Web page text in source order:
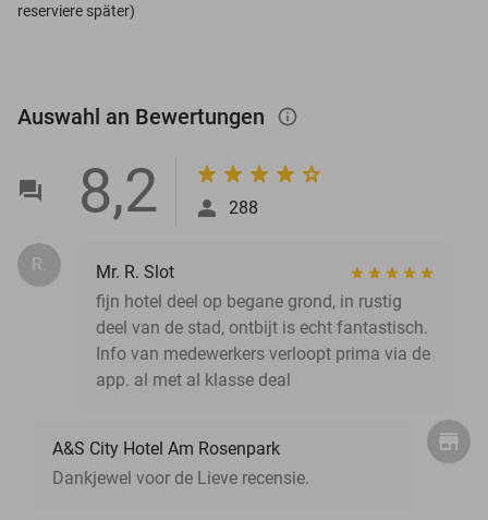
reserviere später)
Auswahl an Bewertungen info_outlined
8,2 288
R.
Mr. R. Slot
fijn hotel deel op begane grond, in rustig
deel van de stad, ontbijt is echt fantastisch.
Info van medewerkers verloopt prima via de
app. al met al klasse deal
A&S City Hotel Am Rosenpark
Dankjewel voor de Lieve recensie.